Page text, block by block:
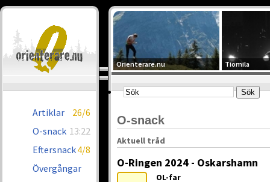
Artiklar
26/6
O-snack 13:22
Eftersnack4/8
Övergångar
Orienterare.nu Tiomila
O-snack
Aktuell tråd
O-Ringen 2024 - Oskarshamn
OL-far